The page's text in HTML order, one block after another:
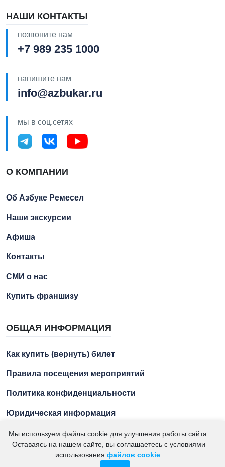
НАШИ КОНТАКТЫ
позвоните нам
+7 989 235 1000
напишите нам
info@azbukar.ru
мы в соц.сетях
О КОМПАНИИ
Об Азбуке Ремесел
Наши экскурсии
Афиша
Контакты
СМИ о нас
Купить франшизу
ОБЩАЯ ИНФОРМАЦИЯ
Как купить (вернуть) билет
Правила посещения мероприятий
Политика конфиденциальности
Юридическая информация
2021 – 2026. "Азбука Ремесел" – экскурсии для детей и
Мы используем файлы cookie для улучшения работы сайта.
Оставаясь на нашем сайте, вы соглашаетесь с условиями
использования файлов cookie